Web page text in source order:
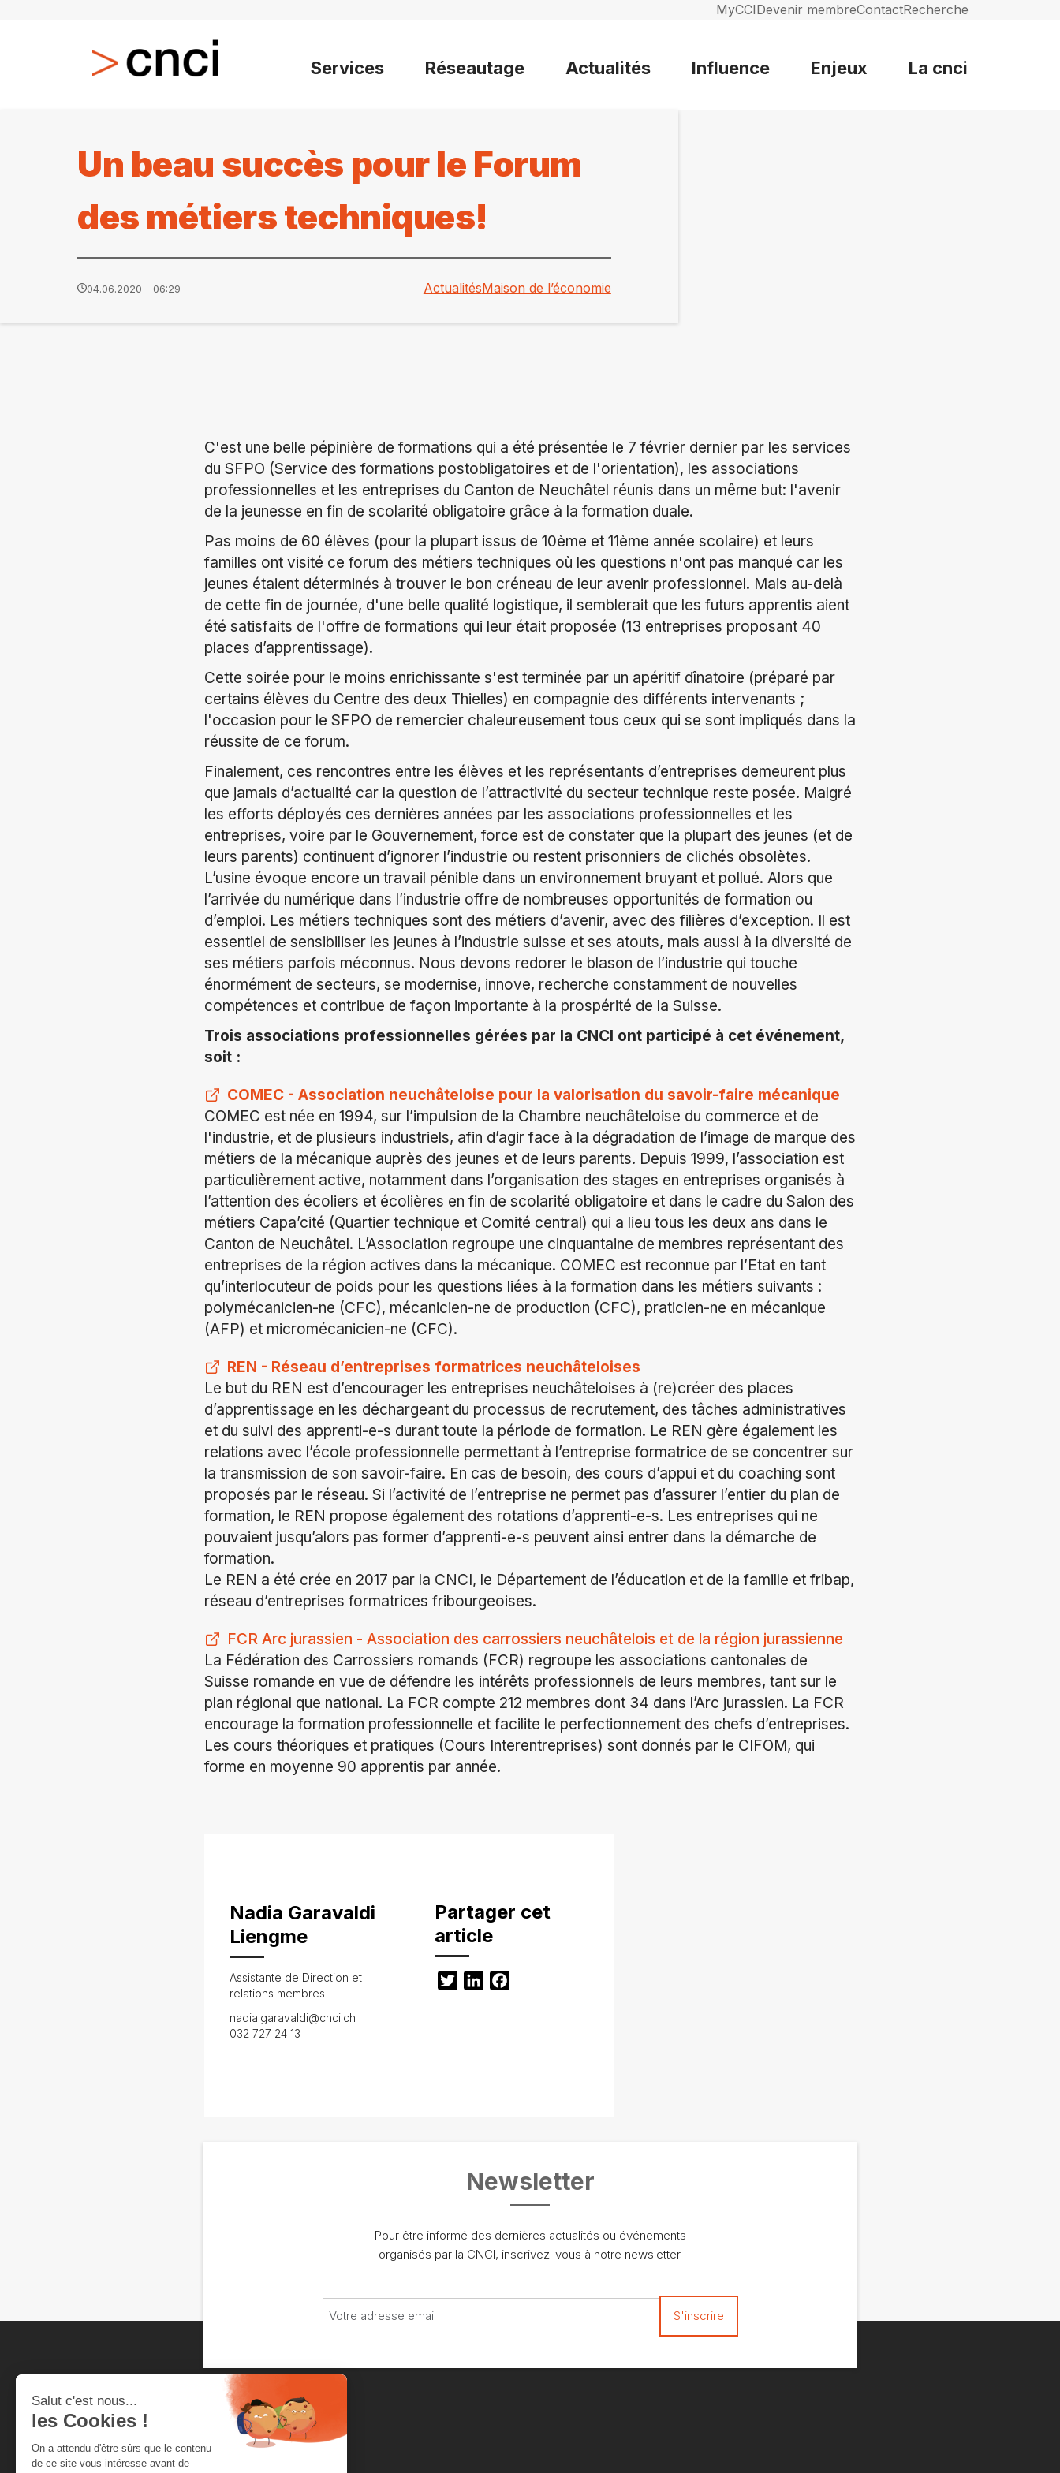
MyCCIDevenir membreContactRecherche
Services Réseautage Actualités Influence Enjeux La cnci
Un beau succès pour le Forum
des métiers techniques!
04.06.2020 - 06:29 ActualitésMaison de l’économie
C'est une belle pépinière de formations qui a été présentée le 7 février dernier par les services
du SFPO (Service des formations postobligatoires et de l'orientation), les associations
professionnelles et les entreprises du Canton de Neuchâtel réunis dans un même but: l'avenir
de la jeunesse en fin de scolarité obligatoire grâce à la formation duale.
Pas moins de 60 élèves (pour la plupart issus de 10ème et 11ème année scolaire) et leurs
familles ont visité ce forum des métiers techniques où les questions n'ont pas manqué car les
jeunes étaient déterminés à trouver le bon créneau de leur avenir professionnel. Mais au-delà
de cette fin de journée, d'une belle qualité logistique, il semblerait que les futurs apprentis aient
été satisfaits de l'offre de formations qui leur était proposée (13 entreprises proposant 40
places d’apprentissage).
Cette soirée pour le moins enrichissante s'est terminée par un apéritif dînatoire (préparé par
certains élèves du Centre des deux Thielles) en compagnie des différents intervenants ;
l'occasion pour le SFPO de remercier chaleureusement tous ceux qui se sont impliqués dans la
réussite de ce forum.
Finalement, ces rencontres entre les élèves et les représentants d’entreprises demeurent plus
que jamais d’actualité car la question de l’attractivité du secteur technique reste posée. Malgré
les efforts déployés ces dernières années par les associations professionnelles et les
entreprises, voire par le Gouvernement, force est de constater que la plupart des jeunes (et de
leurs parents) continuent d’ignorer l’industrie ou restent prisonniers de clichés obsolètes.
L’usine évoque encore un travail pénible dans un environnement bruyant et pollué. Alors que
l’arrivée du numérique dans l’industrie offre de nombreuses opportunités de formation ou
d’emploi. Les métiers techniques sont des métiers d’avenir, avec des filières d’exception. Il est
essentiel de sensibiliser les jeunes à l’industrie suisse et ses atouts, mais aussi à la diversité de
ses métiers parfois méconnus. Nous devons redorer le blason de l’industrie qui touche
énormément de secteurs, se modernise, innove, recherche constamment de nouvelles
compétences et contribue de façon importante à la prospérité de la Suisse.
Trois associations professionnelles gérées par la CNCI ont participé à cet événement,
soit :
COMEC - Association neuchâteloise pour la valorisation du savoir-faire mécanique
COMEC est née en 1994, sur l’impulsion de la Chambre neuchâteloise du commerce et de
l'industrie, et de plusieurs industriels, afin d’agir face à la dégradation de l’image de marque des
métiers de la mécanique auprès des jeunes et de leurs parents. Depuis 1999, l’association est
particulièrement active, notamment dans l’organisation des stages en entreprises organisés à
l’attention des écoliers et écolières en fin de scolarité obligatoire et dans le cadre du Salon des
métiers Capa’cité (Quartier technique et Comité central) qui a lieu tous les deux ans dans le
Canton de Neuchâtel. L’Association regroupe une cinquantaine de membres représentant des
entreprises de la région actives dans la mécanique. COMEC est reconnue par l’Etat en tant
qu’interlocuteur de poids pour les questions liées à la formation dans les métiers suivants :
polymécanicien-ne (CFC), mécanicien-ne de production (CFC), praticien-ne en mécanique
(AFP) et micromécanicien-ne (CFC).
REN - Réseau d’entreprises formatrices neuchâteloises
Le but du REN est d’encourager les entreprises neuchâteloises à (re)créer des places
d’apprentissage en les déchargeant du processus de recrutement, des tâches administratives
et du suivi des apprenti-e-s durant toute la période de formation. Le REN gère également les
relations avec l’école professionnelle permettant à l’entreprise formatrice de se concentrer sur
la transmission de son savoir-faire. En cas de besoin, des cours d’appui et du coaching sont
proposés par le réseau. Si l’activité de l’entreprise ne permet pas d’assurer l’entier du plan de
formation, le REN propose également des rotations d’apprenti-e-s. Les entreprises qui ne
pouvaient jusqu’alors pas former d’apprenti-e-s peuvent ainsi entrer dans la démarche de
formation.
Le REN a été crée en 2017 par la CNCI, le Département de l’éducation et de la famille et fribap,
réseau d’entreprises formatrices fribourgeoises.
FCR Arc jurassien - Association des carrossiers neuchâtelois et de la région jurassienne
La Fédération des Carrossiers romands (FCR) regroupe les associations cantonales de
Suisse romande en vue de défendre les intérêts professionnels de leurs membres, tant sur le
plan régional que national. La FCR compte 212 membres dont 34 dans l’Arc jurassien. La FCR
encourage la formation professionnelle et facilite le perfectionnement des chefs d’entreprises.
Les cours théoriques et pratiques (Cours Interentreprises) sont donnés par le CIFOM, qui
forme en moyenne 90 apprentis par année.
Nadia Garavaldi
Liengme
Assistante de Direction et
relations membres
nadia.garavaldi@cnci.ch
032 727 24 13
Partager cet
article
TwitterLinkedIn
Newsletter
Pour être informé des dernières actualités ou événements
organisés par la CNCI, inscrivez-vous à notre newsletter.
Chambre neuchâteloise